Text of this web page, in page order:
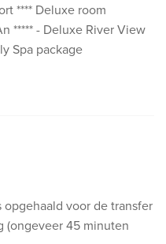
**** Deluxe room
***** - Deluxe River View
Spa package
voor de transfer
(ongeveer 45 minuten